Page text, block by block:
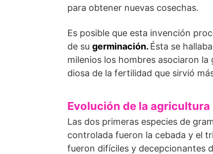
para obtener nuevas cosechas.
Es posible que esta invención
de su germinación. Ésta se
milenios los hombres asociaron
diosa de la fertilidad que sirvió
Evolución de la agricultura
Las dos primeras especies de
controlada fueron la cebada y el
fueron difíciles y decepcionantes